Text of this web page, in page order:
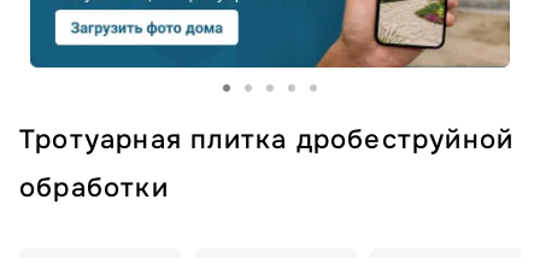
Тротуарная плитка дробеструйной
обработки